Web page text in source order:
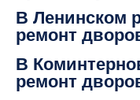
В Ленинском
ремонт
В
ремонт